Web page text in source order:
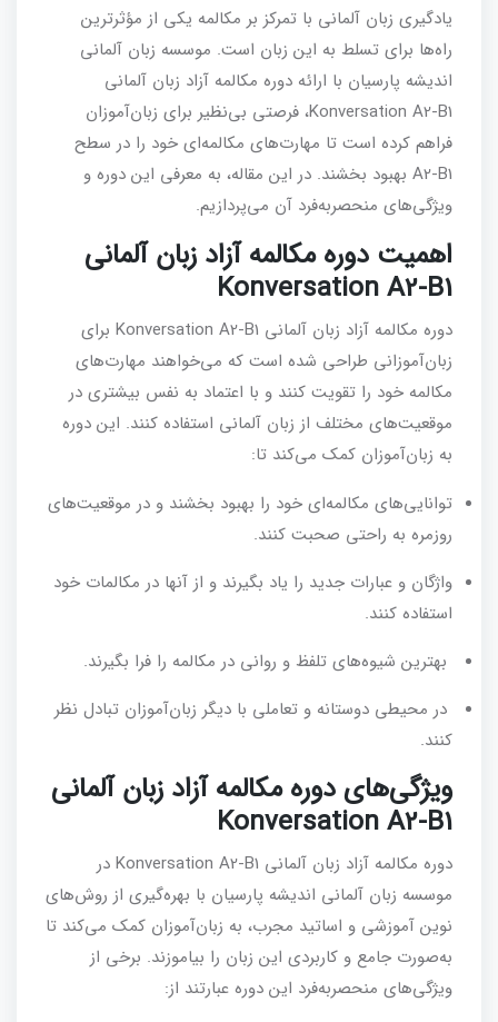
یادگیری زبان آلمانی با تمرکز بر مکالمه یکی از مؤثرترین
راه‌ها برای تسلط به این زبان است. موسسه زبان آلمانی
اندیشه پارسیان با ارائه دوره مکالمه آزاد زبان آلمانی
Konversation A2-B1، فرصتی بی‌نظیر برای زبان‌آموزان
فراهم کرده است تا مهارت‌های مکالمه‌ای خود را در سطح
A2-B1 بهبود بخشند. در این مقاله، به معرفی این دوره و
ویژگی‌های منحصربه‌فرد آن می‌پردازیم.
اهمیت دوره مکالمه آزاد زبان آلمانی
Konversation A2-B1
دوره مکالمه آزاد زبان آلمانی Konversation A2-B1 برای
زبان‌آموزانی طراحی شده است که می‌خواهند مهارت‌های
مکالمه خود را تقویت کنند و با اعتماد به نفس بیشتری در
موقعیت‌های مختلف از زبان آلمانی استفاده کنند. این دوره
به زبان‌آموزان کمک می‌کند تا:
توانایی‌های مکالمه‌ای خود را بهبود بخشند و در موقعیت‌های
روزمره به راحتی صحبت کنند.
واژگان و عبارات جدید را یاد بگیرند و از آنها در مکالمات خود
استفاده کنند.
بهترین شیوه‌های تلفظ و روانی در مکالمه را فرا بگیرند.
در محیطی دوستانه و تعاملی با دیگر زبان‌آموزان تبادل نظر
کنند.
ویژگی‌های دوره مکالمه آزاد زبان آلمانی
Konversation A2-B1
دوره مکالمه آزاد زبان آلمانی Konversation A2-B1 در
موسسه زبان آلمانی اندیشه پارسیان با بهره‌گیری از روش‌های
نوین آموزشی و اساتید مجرب، به زبان‌آموزان کمک می‌کند تا
به‌صورت جامع و کاربردی این زبان را بیاموزند. برخی از
ویژگی‌های منحصربه‌فرد این دوره عبارتند از: